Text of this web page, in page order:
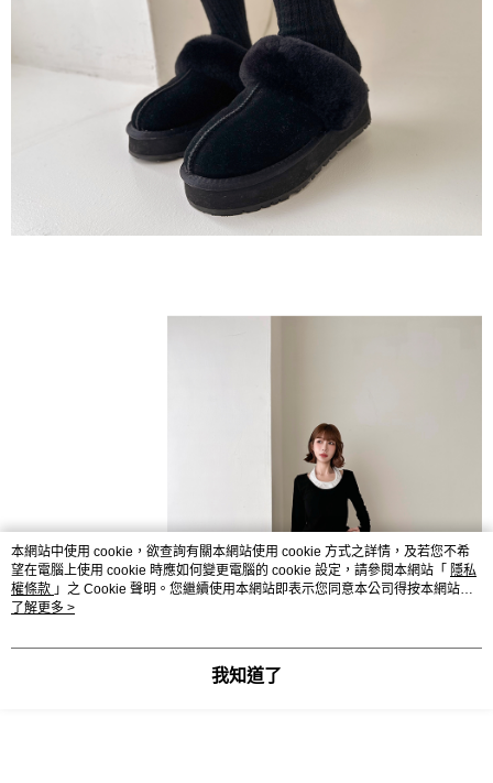
本網站中使用 cookie，欲查詢有關本網站使用 cookie 方式之詳情，及若您不希
望在電腦上使用 cookie 時應如何變更電腦的 cookie 設定，請參閱本網站「 隱私
權條款 」之 Cookie 聲明。您繼續使用本網站即表示您同意本公司得按本網站使
用條款之 Cookie 聲明使用 cookie。
了解更多 >
我知道了